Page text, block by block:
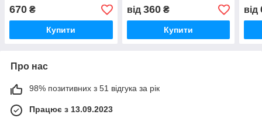
670 ₴
Купити
від 360₴
Купити
від
Про нас
98% позитивних з 51 відгука за рік
Працює з 13.09.2023